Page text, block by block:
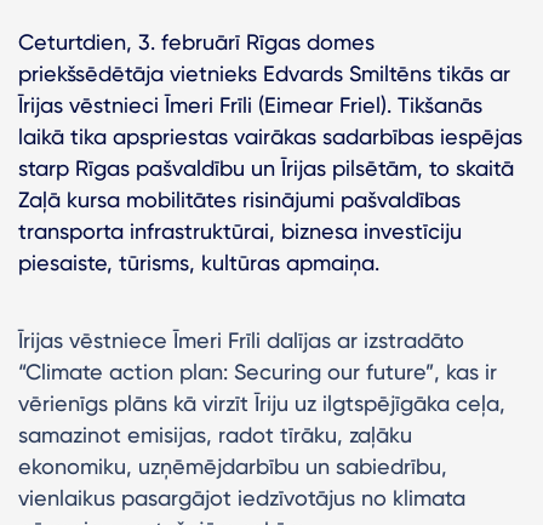
Ceturtdien, 3. februārī Rīgas domes
priekšsēdētāja vietnieks Edvards Smiltēns tikās ar
Īrijas vēstnieci Īmeri Frīli (Eimear Friel). Tikšanās
laikā tika apspriestas vairākas sadarbības iespējas
starp Rīgas pašvaldību un Īrijas pilsētām, to skaitā
Zaļā kursa mobilitātes risinājumi pašvaldības
transporta infrastruktūrai, biznesa investīciju
piesaiste, tūrisms, kultūras apmaiņa.
Īrijas vēstniece Īmeri Frīli dalījas ar izstradāto
“Climate action plan: Securing our future”, kas ir
vērienīgs plāns kā virzīt Īriju uz ilgtspējīgāka ceļa,
samazinot emisijas, radot tīrāku, zaļāku
ekonomiku, uzņēmējdarbību un sabiedrību,
vienlaikus pasargājot iedzīvotājus no klimata